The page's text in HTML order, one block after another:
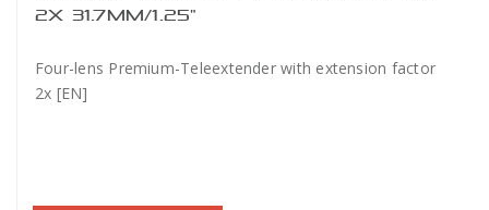
2X 31.7MM/1.25"
Four-lens Premium-Teleextender with extension factor
2x [EN]